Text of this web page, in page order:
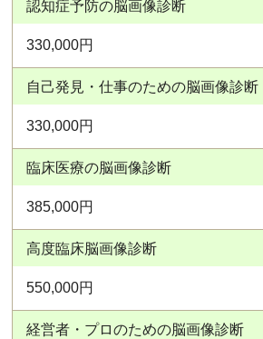
認知症予防の脳画像診断
330,000円
自己発見・仕事のための脳画像診断
330,000円
臨床医療の脳画像診断
385,000円
高度臨床脳画像診断
550,000円
経営者・プロのための脳画像診断